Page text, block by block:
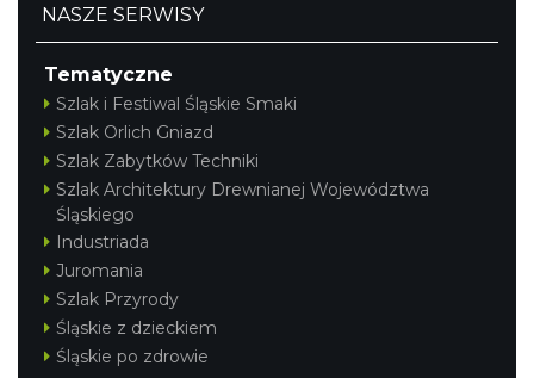
NASZE SERWISY
Tematyczne
Szlak i Festiwal Śląskie Smaki
Szlak Orlich Gniazd
Szlak Zabytków Techniki
Szlak Architektury Drewnianej Województwa
Śląskiego
Industriada
Juromania
Szlak Przyrody
Śląskie z dzieckiem
Śląskie po zdrowie